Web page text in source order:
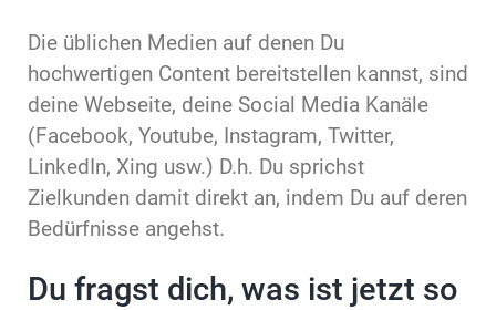
Die üblichen Medien auf denen Du
hochwertigen Content bereitstellen kannst, sind
deine Webseite, deine Social Media Kanäle
(Facebook, Youtube, Instagram, Twitter,
LinkedIn, Xing usw.) D.h. Du sprichst
Zielkunden damit direkt an, indem Du auf deren
Bedürfnisse angehst.
Du fragst dich, was ist jetzt so